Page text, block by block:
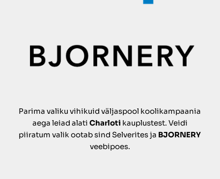
Parima valiku vihikuid väljaspool koolikampaania
aega leiad alati Charloti kauplustest. Veidi
piiratum valik ootab sind Selverites ja BJORNERY
veebipoes.